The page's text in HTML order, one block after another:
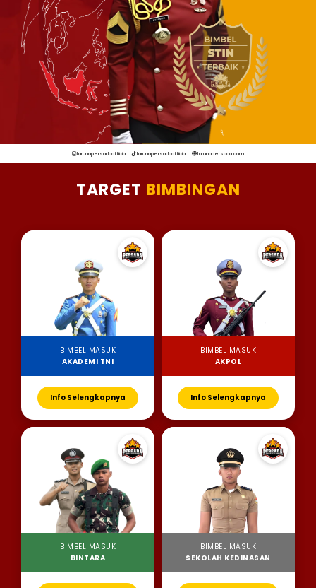
tarunapersadaofficial tarunapersadaofficial tarunapersada.com
TARGET BIMBINGAN
BIMBEL MASUK
AKADEMI TNI
Info Selengkapnya
BIMBEL MASUK
AKPOL
Info Selengkapnya
BIMBEL MASUK
BINTARA
BIMBEL MASUK
SEKOLAH KEDINASAN